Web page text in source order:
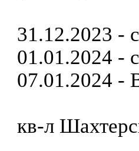
31.12.2023 -
01.01.2024 -
07.01.2024
кв-л